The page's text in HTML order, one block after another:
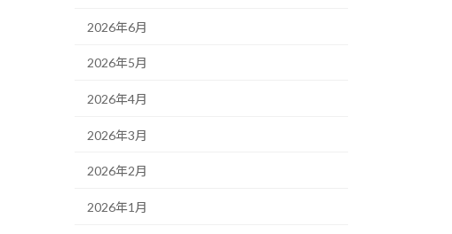
2026年6月
2026年5月
2026年4月
2026年3月
2026年2月
2026年1月